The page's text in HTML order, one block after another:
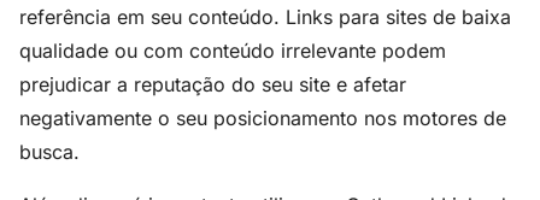
referência em seu conteúdo. Links para sites de baixa
qualidade ou com conteúdo irrelevante podem
prejudicar a reputação do seu site e afetar
negativamente o seu posicionamento nos motores de
busca.